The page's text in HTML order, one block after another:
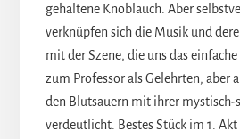
gehaltene Knoblauch. Aber
verknüpfen sich die Musik und
mit der Szene, die uns das
zum Professor als Gelehrten, aber
den Blutsauern mit ihrer mystisch-
verdeutlicht. Bestes Stück im 1.